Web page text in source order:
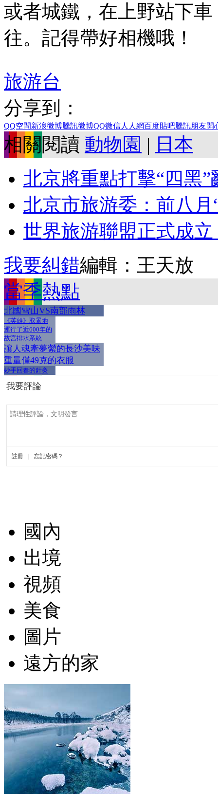
或者城鐵，在上野站下
往。記得帶好相機哦！
旅游台
分享到：
QQ空間新浪微博騰訊微博QQ微信人人網百度貼吧騰訊朋友開
相關閱讀 動物園 | 日本
北京將重點打擊“四黑
北京市旅游委：前八
世界旅游聯盟正式成
我要糾錯編輯：王天放
當季熱點
北國雪山VS南部雨林
《英雄》取景地
運行了近600年的
故宮排水系統
讓人魂牽夢縈的長沙美味
重量僅49克的衣服
妙手回春的針灸
國內
出境
視頻
美食
圖片
遠方的家